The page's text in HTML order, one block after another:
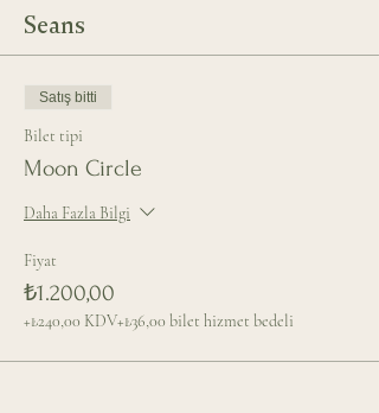
Seans
Satış bitti
Bilet tipi
Moon Circle
Daha Fazla Bilgi
Fiyat
₺1.200,00
+₺240,00 KDV+₺36,00 bilet hizmet bedeli